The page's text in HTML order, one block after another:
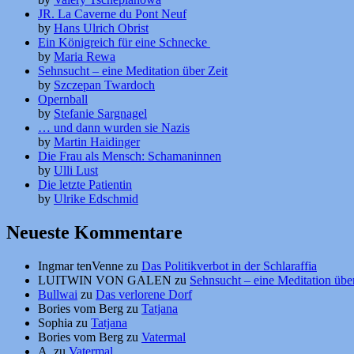
JR. La Caverne du Pont Neuf
by Hans Ulrich Obrist
Ein Königreich für eine Schnecke
by Maria Rewa
Sehnsucht – eine Meditation über Zeit
by Szczepan Twardoch
Opernball
by Stefanie Sargnagel
… und dann wurden sie Nazis
by Martin Haidinger
Die Frau als Mensch: Schamaninnen
by Ulli Lust
Die letzte Patientin
by Ulrike Edschmid
Neueste Kommentare
Ingmar tenVenne zu Das Politikverbot in der Schlaraffia
LUITWIN VON GALEN zu Sehnsucht – eine Meditation
Bullwai zu Das verlorene Dorf
Bories vom Berg zu Tatjana
Sophia zu Tatjana
Bories vom Berg zu Vatermal
A. zu Vatermal